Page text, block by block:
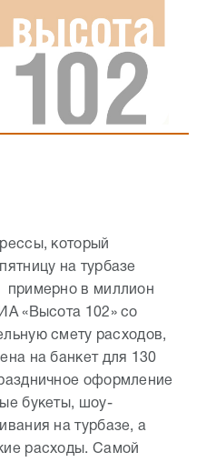
который
на турбазе
примерно в миллион
«Высота 102» со
смету расходов,
на банкет для 130
оформление
букеты, шоу-
на турбазе, а
расходы. Самой